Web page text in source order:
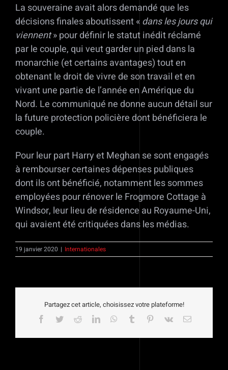
La souveraine avait alors demandé que les
décisions finales aboutissent «dans les jours qui
viennent» pour définir le statut inédit réclamé
par le couple, qui veut garder un pied dans la
monarchie (et certains avantages) tout en
obtenant le droit de vivre de son travail et en
vivant une partie de l’année en Amérique du
Nord. Le communiqué ne donne aucun détail sur
la future protection policière dont bénéficiera le
couple.
Pour leur part Harry et Meghan se sont engagés
à rembourser certaines dépenses publiques
dont ils ont bénéficié, notamment les sommes
employées pour rénover le Frogmore Cottage à
Windsor, leur lieu de résidence au Royaume-Uni,
qui avaient été critiquées dans les médias.
19 janvier 2020 | Internationales
Partagez cet article, choisissez votre plateforme!
Facebook
TwitterRedditLinkedInWhatsApp
Tumblr Pinterest
Vk Email